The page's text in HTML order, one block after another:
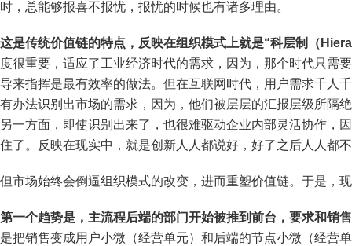
时，总能够报喜不报忧，报忧的时候也有诸多理由。
这是传统价值链的特点，反映在组织模式上就是“科层制（
度很重要，适应了工业经济时代的需求，因为，那个时代只需
导来指挥是最有效率的做法。但在互联网时代，用户需求千人
有办法识别出市场的需求，因为，他们被层层的汇报层级所隔
另一方面，即使识别出来了，也很难驱动企业内部灵活协作，
住了。反映在现实中，就是创新人人都说好，好了之后人人都
但市场始终会倒逼组织模式的改变，进而重塑价值链。于是，
第一个趋势是，主流程后端的部门开始被推到前台，要求和销
是把销售变成用户小微（经营单元）和后端的节点小微（经营